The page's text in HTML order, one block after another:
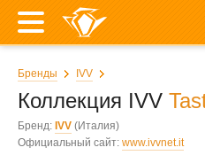
Бренды IVV
Коллекция IVV
Бренд: IVV (Италия)
Официальный сайт: www.ivvnet.it